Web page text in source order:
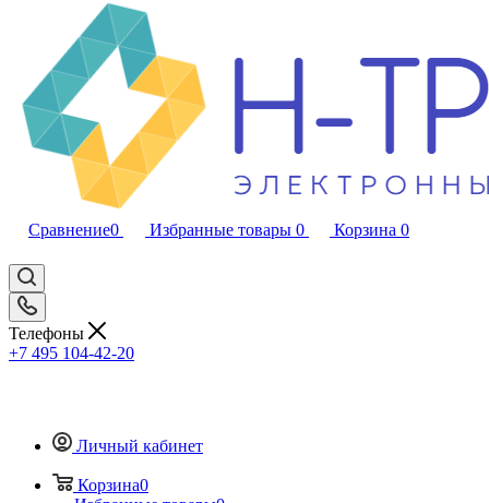
Сравнение0 Избранные товары 0 Корзина 0
Телефоны
+7 495 104-42-20
Личный кабинет
Корзина0